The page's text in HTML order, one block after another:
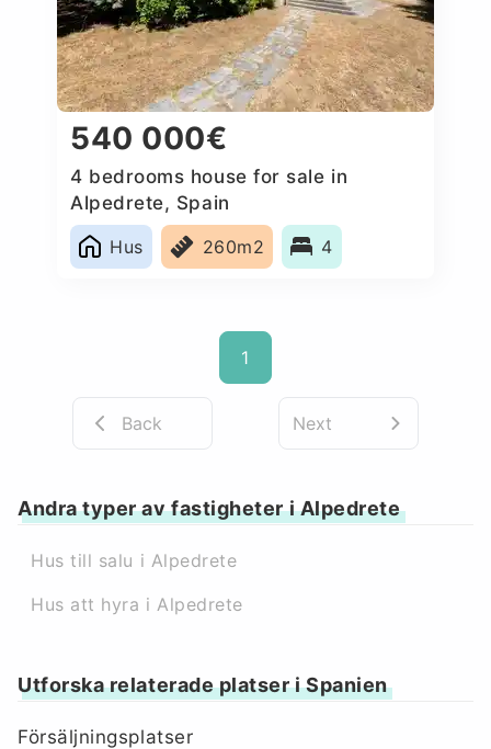
540 000€
4 bedrooms house for sale in
Alpedrete, Spain
Hus
260m2 4
1
Back Next
Andra typer av fastigheter i Alpedrete
Hus till salu i Alpedrete
Hus att hyra i Alpedrete
Utforska relaterade platser i Spanien
Försäljningsplatser